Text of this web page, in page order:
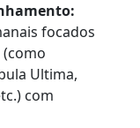
focados
Ultima,
com